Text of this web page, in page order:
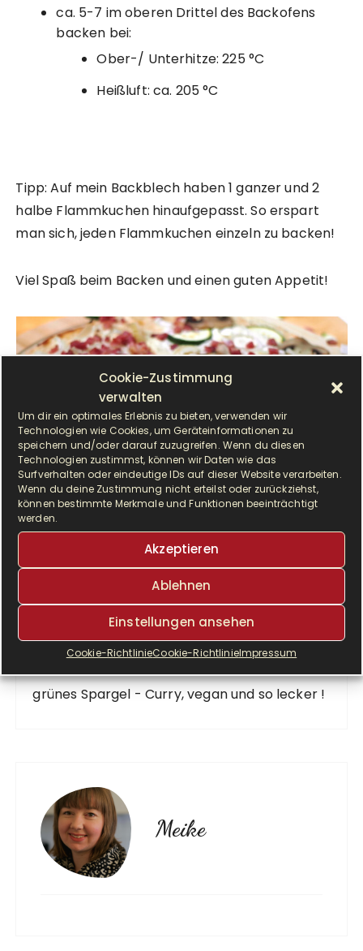
Cookie-Zustimmung
verwalten
Um dir ein optimales Erlebnis zu bieten, verwenden wir
Technologien wie Cookies, um Geräteinformationen zu
speichern und/oder darauf zuzugreifen. Wenn du diesen
Technologien zustimmst, können wir Daten wie das
Surfverhalten oder eindeutige IDs auf dieser Website verarbeiten.
Wenn du deine Zustimmung nicht erteilst oder zurückziehst,
können bestimmte Merkmale und Funktionen beeinträchtigt
werden.
Akzeptieren
Ablehnen
Einstellungen ansehen
Cookie-RichtlinieCookie-RichtlinieImpressum
ca. 5-7 im oberen Drittel des Backofens
backen bei:
Ober-/ Unterhitze: 225 °C
Heißluft: ca. 205 °C
Tipp: Auf mein Backblech haben 1 ganzer und 2
halbe Flammkuchen hinaufgepasst. So erspart
man sich, jeden Flammkuchen einzeln zu backen!
Viel Spaß beim Backen und einen guten Appetit!
VORHERIGER BEITRAG
Asia-Express-Pfanne- einfach und schnell!
grünes Spargel - Curry, vegan und so lecker !
Meike